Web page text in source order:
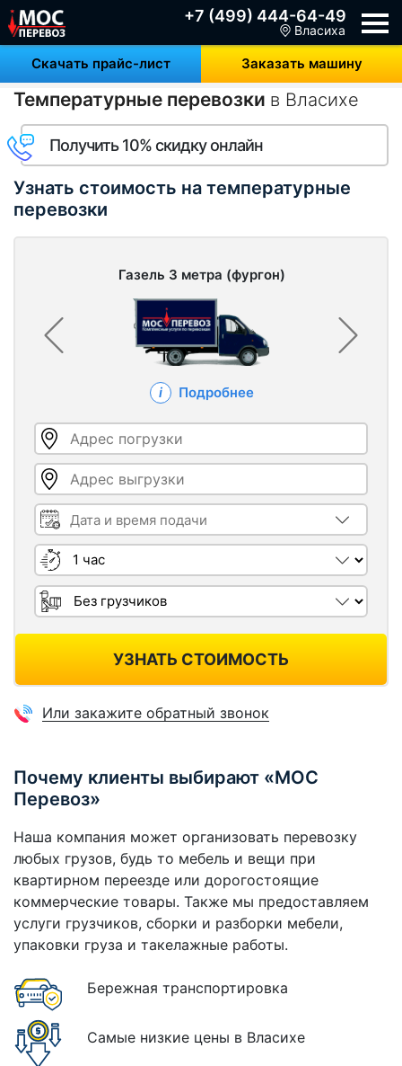
+7 (499) 444-64-49
Скачать прайс-лист Заказать машину
Власиха
Температурные перевозки в Власихе
Получить 10% скидку онлайн
Узнать стоимость на температурные
перевозки
Газель 3 метра (фургон)
Подробнее
Адрес погрузки
Адрес выгрузки
Дата и время подачи
Длительность
Грузчики
УЗНАТЬ СТОИМОСТЬ
Или закажите обратный звонок
Почему клиенты выбирают «МОС
Перевоз»
Наша компания может организовать перевозку
любых грузов, будь то мебель и вещи при
квартирном переезде или дорогостоящие
коммерческие товары. Также мы предоставляем
услуги грузчиков, сборки и разборки мебели,
упаковки груза и такелажные работы.
Бережная транспортировка
Самые низкие цены в Власихе